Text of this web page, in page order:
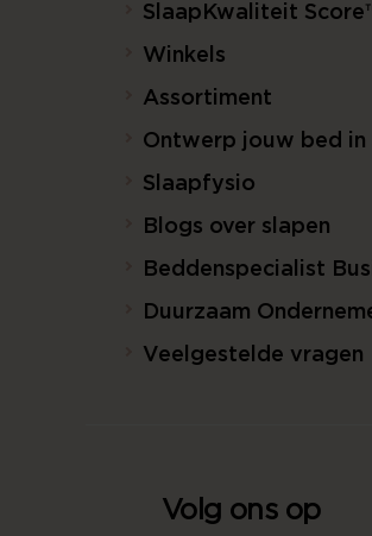
SlaapKwaliteit
Winkels
Assortiment
Ontwerp jouw bed in
Slaapfysio
Blogs over slapen
Beddenspecialist
Duurzaam
Veelgestelde vragen
Volg ons op